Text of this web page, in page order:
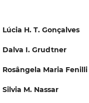
Lúcia H. T. Gonçalves
Dalva I. Grudtner
Rosângela Maria Fenilli
Silvia M. Nassar